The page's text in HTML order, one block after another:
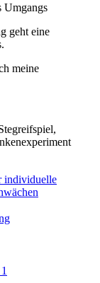
Umgangs
geht eine
meine
individuelle